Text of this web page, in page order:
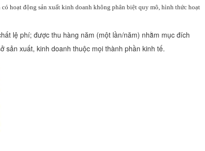
có hoạt động sản xuất kinh doanh không phân biệt quy mô, hình thức hoạt
lệ phí; được thu hàng năm (một lần/năm) nhằm mục đích
sản xuất, kinh doanh thuộc mọi thành phần kinh tế.